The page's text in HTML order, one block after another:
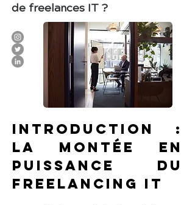
de freelances IT ?
Introduction :
La montée en
puissance du
freelancing IT